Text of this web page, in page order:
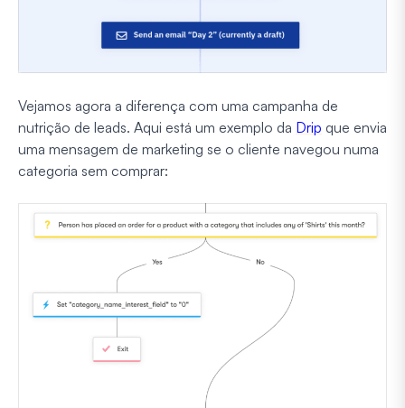
Vejamos agora a diferença com uma campanha de
nutrição de leads. Aqui está um exemplo da Drip que envia
uma mensagem de marketing se o cliente navegou numa
categoria sem comprar: